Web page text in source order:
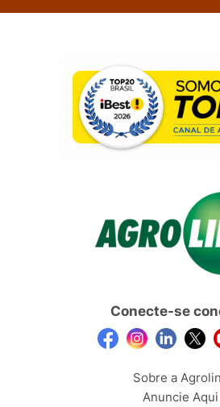
Conecte-se
Sobre a
Anuncie Aqui